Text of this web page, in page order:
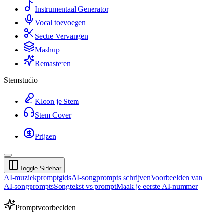
Instrumentaal Generator
Vocal toevoegen
Sectie Vervangen
Mashup
Remasteren
Stemstudio
Kloon je Stem
Stem Cover
Prijzen
Toggle Sidebar
AI-muziekpromptgidsAI-songprompts schrijvenVoorbeelden van
AI-songpromptsSongtekst vs promptMaak je eerste AI-nummer
Promptvoorbeelden